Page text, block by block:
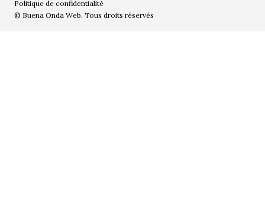
Politique de confidentialité
© Buena Onda Web. Tous droits réservés